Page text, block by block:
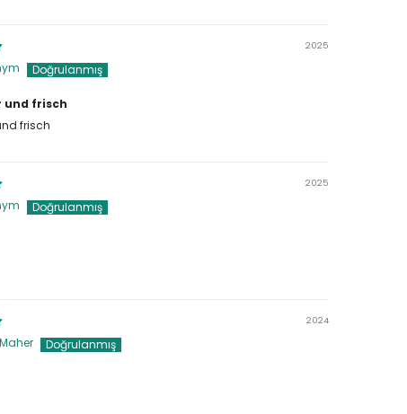
2025
und frisch
frisch
2025
2024